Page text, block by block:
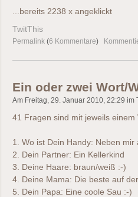
...bereits 2238 x angeklickt
TwitThis
Permalink (6 Kommentare)
Ein oder zwei Wort/
Am Freitag, 29. Januar 2010, 22:29 im
41 Fragen sind mit jeweils
1. Wo ist Dein Handy: Neben mir
2. Dein Partner: Ein Kellerkind
3. Deine Haare: braun/weiß :-)
4. Deine Mama: Die beste auf
5. Dein Papa: Eine coole Sau :-)